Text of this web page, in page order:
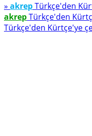
» akrepTürkçe'den
akrepTürkçe'den
Türkçe'den Kürtçe'ye